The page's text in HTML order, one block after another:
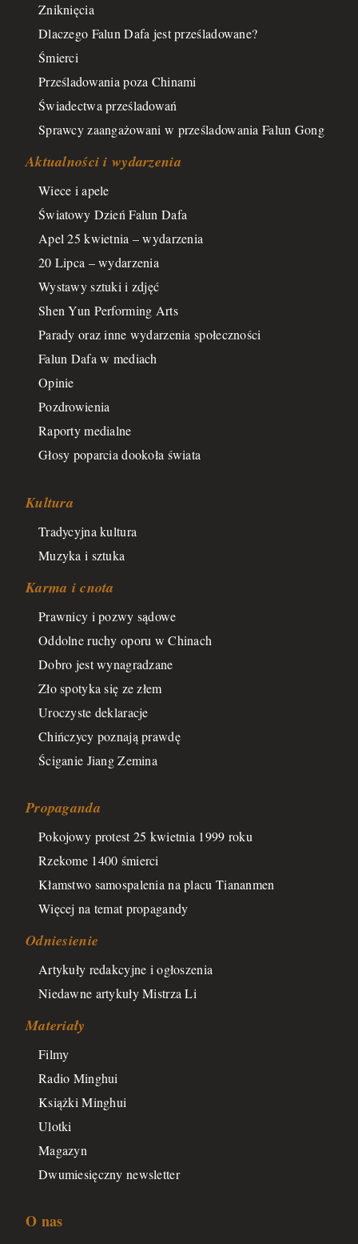
Zniknięcia
Dlaczego Falun Dafa jest prześladowane?
Śmierci
Prześladowania poza Chinami
Świadectwa prześladowań
Sprawcy zaangażowani w prześladowania Falun Gong
Aktualności i wydarzenia
Wiece i apele
Światowy Dzień Falun Dafa
Apel 25 kwietnia – wydarzenia
20 Lipca – wydarzenia
Wystawy sztuki i zdjęć
Shen Yun Performing Arts
Parady oraz inne wydarzenia społeczności
Falun Dafa w mediach
Opinie
Pozdrowienia
Raporty medialne
Głosy poparcia dookoła świata
Kultura
Tradycyjna kultura
Muzyka i sztuka
Karma i cnota
Prawnicy i pozwy sądowe
Oddolne ruchy oporu w Chinach
Dobro jest wynagradzane
Zło spotyka się ze złem
Uroczyste deklaracje
Chińczycy poznają prawdę
Ściganie Jiang Zemina
Propaganda
Pokojowy protest 25 kwietnia 1999 roku
Rzekome 1400 śmierci
Kłamstwo samospalenia na placu Tiananmen
Więcej na temat propagandy
Odniesienie
Artykuły redakcyjne i ogłoszenia
Niedawne artykuły Mistrza Li
Materiały
Filmy
Radio Minghui
Książki Minghui
Ulotki
Magazyn
Dwumiesięczny newsletter
O nas